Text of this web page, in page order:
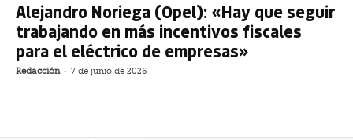
Alejandro Noriega (Opel): «Hay que seguir
trabajando en más incentivos fiscales
para el eléctrico de empresas»
Redacción - 7 de junio de 2026